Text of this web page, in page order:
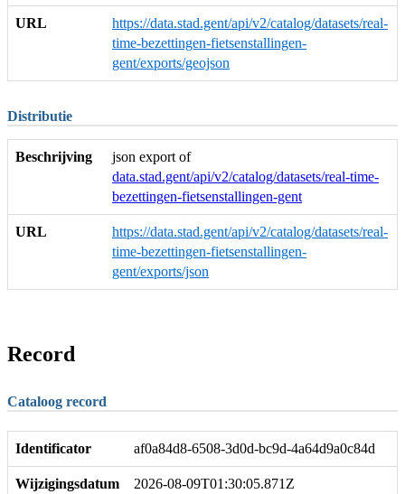
URL
https://data.stad.gent/api/v2/catalog/datasets/real-
time-bezettingen-fietsenstallingen-
gent/exports/geojson
Distributie
Beschrijving
json export of
data.stad.gent/api/v2/catalog/datasets/real-time-
bezettingen-fietsenstallingen-gent
URL
https://data.stad.gent/api/v2/catalog/datasets/real-
time-bezettingen-fietsenstallingen-
gent/exports/json
Record
Cataloog record
Identificator af0a84d8-6508-3d0d-bc9d-4a64d9a0c84d
Wijzigingsdatum 2026-08-09T01:30:05.871Z